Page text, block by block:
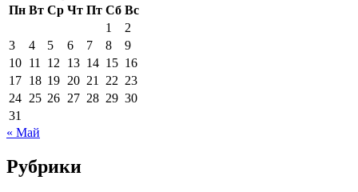
Пн Вт Ср Чт Пт Сб Вс
1
2
3
4 5 6 7 8
9
10 11 12 13 14 15 16
17 18 19 20 21 22 23
24 25 26 27 28 29 30
31
« Май
Рубрики